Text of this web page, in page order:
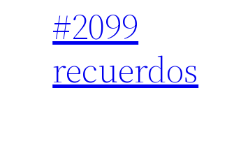
#2099
recuerdos